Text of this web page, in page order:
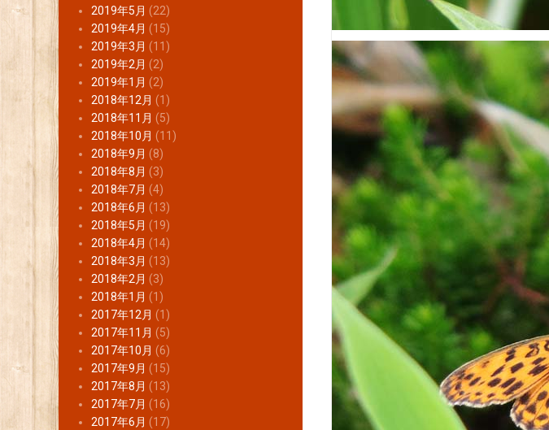
2019年5月 (22)
2019年4月 (15)
2019年3月 (11)
2019年2月 (2)
2019年1月 (2)
2018年12月 (1)
2018年11月 (5)
2018年10月 (11)
2018年9月 (8)
2018年8月 (3)
2018年7月 (4)
2018年6月 (13)
2018年5月 (19)
2018年4月 (14)
2018年3月 (13)
2018年2月 (3)
2018年1月 (1)
2017年12月 (1)
2017年11月 (5)
2017年10月 (6)
2017年9月 (15)
2017年8月 (13)
2017年7月 (16)
2017年6月 (17)